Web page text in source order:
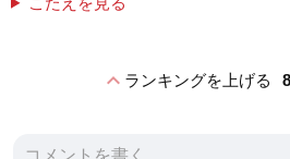
expand_lessランキングを上げる